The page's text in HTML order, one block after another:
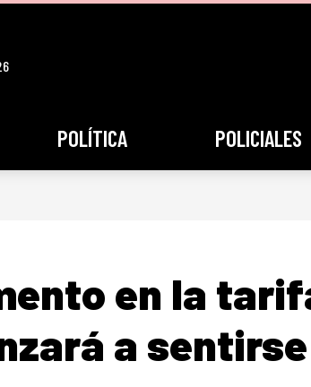
POLÍTICA POLICIALES
en la
a